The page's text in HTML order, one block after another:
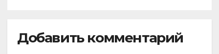
Добавить комментарий